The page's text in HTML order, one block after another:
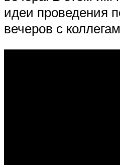
идеи проведения
вечеров с